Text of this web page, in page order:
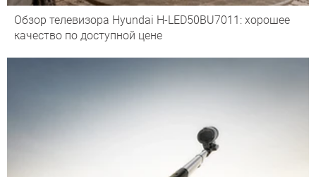
Обзор телевизора Hyundai H-LED50BU7011: хорошее
качество по доступной цене